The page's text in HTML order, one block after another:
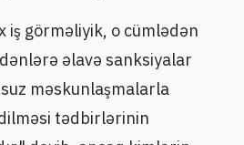
iş görməliyik, o cümlədən
əlavə sanksiyalar
məskunlaşmalarla
tədbirlərinin